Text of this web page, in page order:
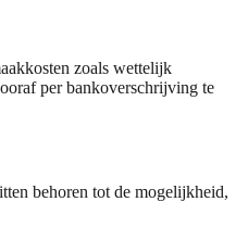
zoals wettelijk
per bankoverschrijving te
behoren tot de mogelijkheid,